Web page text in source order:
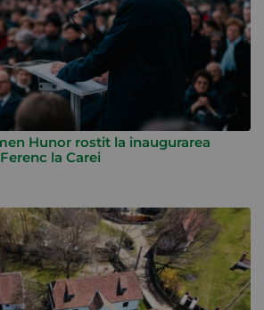
Hunor rostit la inaugurarea
la Carei